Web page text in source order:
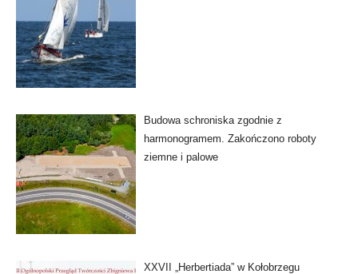
Budowa schroniska zgodnie z
harmonogramem. Zakończono roboty
ziemne i palowe
XXVII „Herbertiada” w Kołobrzegu